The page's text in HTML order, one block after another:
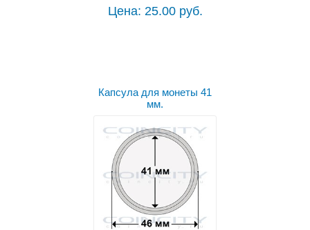
Цена: 25.00 руб.
Капсула для монеты 41
мм.